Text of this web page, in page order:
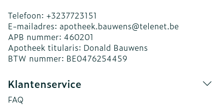
Telefoon: +3237723151
E-mailadres: apotheek.bauwens@telenet.be
APB nummer: 460201
Apotheek titularis: Donald Bauwens
BTW nummer: BE0476254459
Klantenservice
FAQ